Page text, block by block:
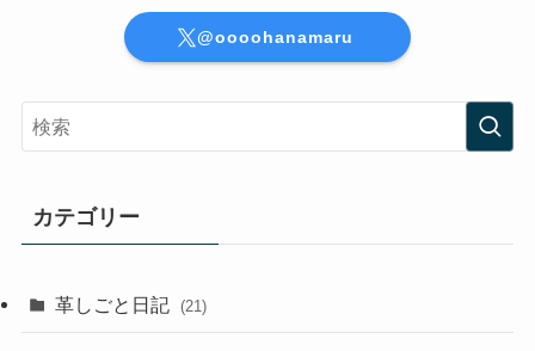
@oooohanamaru
カテゴリー
革しごと日記 (21)